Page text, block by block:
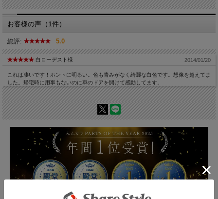
お客様の声（1件）
総評: 5.0
白ローデスト様 2014/01/20
これは凄いです！ホントに明るい。色も青みがなく綺麗な白色です。想像を超えてま
した。帰宅時に用事もないのに車のドアを開けて感動してます。